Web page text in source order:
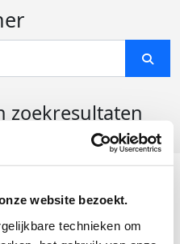
website bezoekt.
technieken om
zoekresultaten